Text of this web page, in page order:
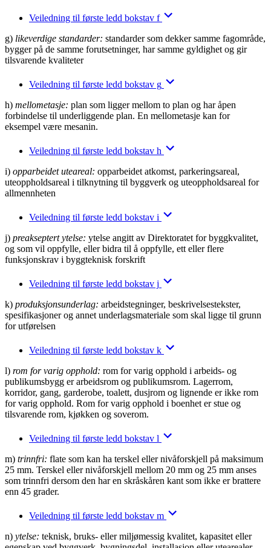
Veiledning til første ledd bokstav f
g) likeverdige standarder: standarder som dekker samme fagområde,
bygger på de samme forutsetninger, har samme gyldighet og gir
tilsvarende kvaliteter
Veiledning til første ledd bokstav g
h) mellometasje: plan som ligger mellom to plan og har åpen
forbindelse til underliggende plan. En mellometasje kan for
eksempel være mesanin.
Veiledning til første ledd bokstav h
i) opparbeidet uteareal: opparbeidet atkomst, parkeringsareal,
uteoppholdsareal i tilknytning til byggverk og uteoppholdsareal for
allmennheten
Veiledning til første ledd bokstav i
j) preakseptert ytelse: ytelse angitt av Direktoratet for byggkvalitet,
og som vil oppfylle, eller bidra til å oppfylle, ett eller flere
funksjonskrav i byggteknisk forskrift
Veiledning til første ledd bokstav j
k) produksjonsunderlag: arbeidstegninger, beskrivelsestekster,
spesifikasjoner og annet underlagsmateriale som skal ligge til grunn
for utførelsen
Veiledning til første ledd bokstav k
l) rom for varig opphold: rom for varig opphold i arbeids- og
publikumsbygg er arbeidsrom og publikumsrom. Lagerrom,
korridor, gang, garderobe, toalett, dusjrom og lignende er ikke rom
for varig opphold. Rom for varig opphold i boenhet er stue og
tilsvarende rom, kjøkken og soverom.
Veiledning til første ledd bokstav l
m) trinnfri: flate som kan ha terskel eller nivåforskjell på maksimum
25 mm. Terskel eller nivåforskjell mellom 20 mm og 25 mm anses
som trinnfri dersom den har en skråskåren kant som ikke er brattere
enn 45 grader.
Veiledning til første ledd bokstav m
n) ytelse: teknisk, bruks- eller miljømessig kvalitet, kapasitet eller